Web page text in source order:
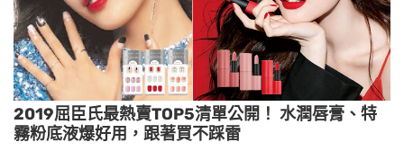
2019屈臣氏最熱賣TOP5清單公開！ 水潤唇膏、特
霧粉底液爆好用，跟著買不踩雷